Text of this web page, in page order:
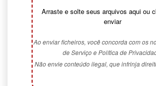
Arraste e solte seus arquivos aqui ou
enviar
Ao enviar ficheiros, você concorda com os
de Serviço e Política de
Não envie conteúdo ilegal, que infrinja